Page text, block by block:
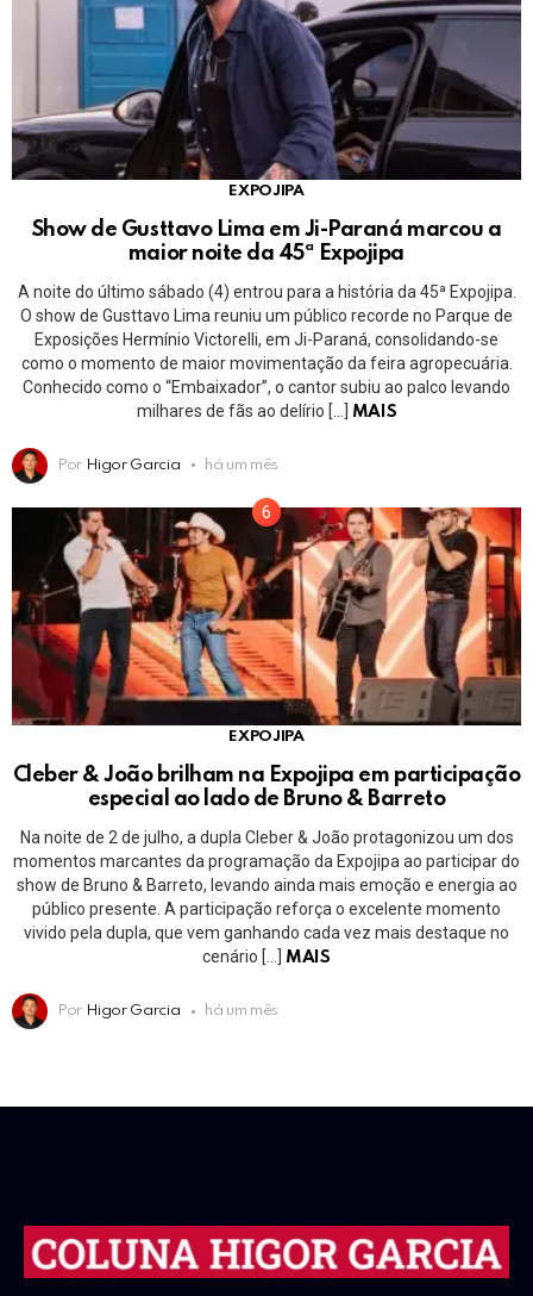
EXPOJIPA
Show de Gusttavo Lima em Ji-Paraná marcou a
maior noite da 45ª Expojipa
A noite do último sábado (4) entrou para a história da 45ª Expojipa.
O show de Gusttavo Lima reuniu um público recorde no Parque de
Exposições Hermínio Victorelli, em Ji-Paraná, consolidando-se
como o momento de maior movimentação da feira agropecuária.
Conhecido como o “Embaixador”, o cantor subiu ao palco levando
milhares de fãs ao delírio […]
MAIS
Por Higor Garcia há um mês
EXPOJIPA
Cleber & João brilham na Expojipa em participação
especial ao lado de Bruno & Barreto
Na noite de 2 de julho, a dupla Cleber & João protagonizou um dos
momentos marcantes da programação da Expojipa ao participar do
show de Bruno & Barreto, levando ainda mais emoção e energia ao
público presente. A participação reforça o excelente momento
vivido pela dupla, que vem ganhando cada vez mais destaque no
cenário […]
MAIS
Por Higor Garcia há um mês